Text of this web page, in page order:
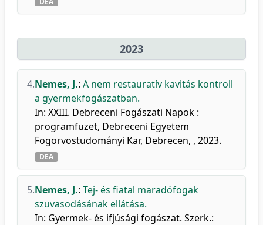
2023
4.Nemes, J.: A nem restauratív kavitás kontroll
a gyermekfogászatban.
In: XXIII. Debreceni Fogászati Napok :
programfüzet, Debreceni Egyetem
Fogorvostudományi Kar, Debrecen, , 2023.
DEA
5.Nemes, J.: Tej- és fiatal maradófogak
szuvasodásának ellátása.
In: Gyermek- és ifjúsági fogászat. Szerk.: